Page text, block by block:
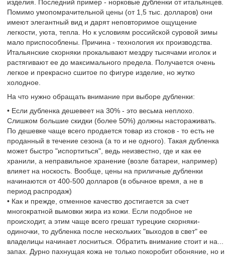
изделия. Последний пример - норковые дубленки от итальянцев.
Помимо умопомрачительной цены (от 1,5 тыс. долларов) они
имеют элегантный вид и дарят неповторимое ощущение
легкости, уюта, тепла. Но к условиям российской суровой зимы
мало приспособлены. Причина - технология их производства.
Итальянские скорняки прокалывают мездру тысячами иголок и
растягивают ее до максимального предела. Получается очень
легкое и прекрасно сшитое по фигуре изделие, но жутко
холодное.
На что нужно обращать внимание при выборе дубленки:
• Если дубленка дешевеет на 30% - это весьма неплохо.
Слишком большие скидки (более 50%) должны настораживать.
По дешевке чаще всего продается товар из стоков - то есть не
проданный в течение сезона (а то и не одного). Такая дубленка
может быстро "испортиться", ведь неизвестно, где и как ее
хранили, а неправильное хранение (возле батареи, например)
влияет на носкость. Вообще, цены на приличные дубленки
начинаются от 400-500 долларов (в обычное время, а не в
период распродаж)
• Как и прежде, отменное качество достигается за счет
многократной вымовки жира из кожи. Если подобное не
происходит, а этим чаще всего грешат турецкие скорняки-
одиночки, то дубленка после нескольких "выходов в свет" ее
владелицы начинает лосниться. Обратить внимание стоит и на...
запах. Дурно пахнущая кожа не только покоробит обоняние, но и